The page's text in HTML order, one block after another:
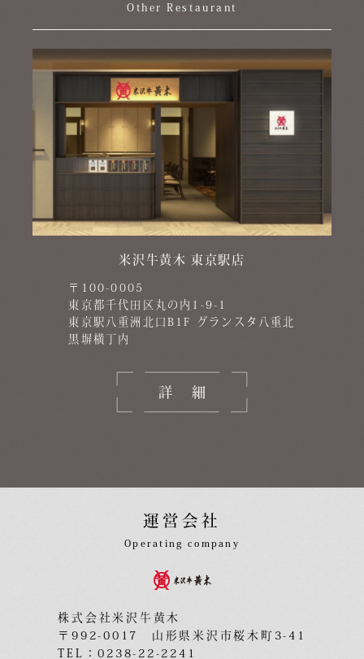
Other Restaurant
米沢牛黄木 東京駅店
〒100-0005
東京都千代田区丸の内1-9-1
東京駅八重洲北口B1F グランスタ八重北
黒塀横丁内
詳細
運営会社
Operating company
株式会社米沢牛黄木
〒992-0017 山形県米沢市桜木町3-41
TEL：0238-22-2241